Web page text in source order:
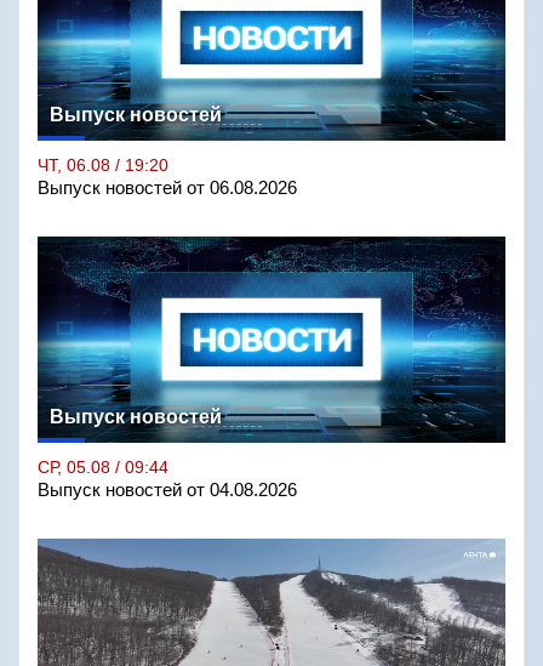
Выпуск новостей
ЧТ, 06.08 / 19:20
Выпуск новостей от 06.08.2026
Выпуск новостей
СР, 05.08 / 09:44
Выпуск новостей от 04.08.2026